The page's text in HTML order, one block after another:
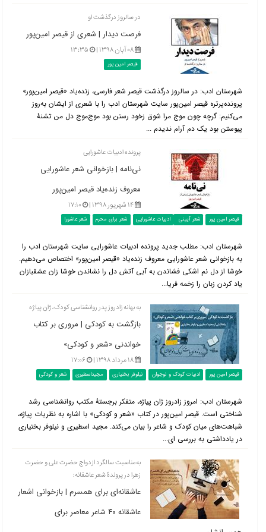
در سالروز درگذشت او
فرصت دیدار | شعری از قیصر امین‌‌پور
۰۸ آبان ۱۳۹۸ | ۱۳:۳۵
قیصر امین پور
شهرستان ادب: در سالروز درگذشت قیصر شعر فارسی، زنده‌یاد «قیصر امین‌پور»
پرونده‌پرتره قیصر امین‌پور سایت شهرستان ادب را با شعری از ایشان به‌روز
می‌کنیم: گرچه چون موج مرا شوق زخود رستن بود موج‌موج دل من تشنۀ
پیوستن بود یک دم آرام ندیدم ...
پرونده ادبیات عاشورایی
نی‌نامه | بازخوانی شعر عاشورایی
معروف زنده‌یاد قیصر امین‌پور
۱۴ شهریور ۱۳۹۸ | ۱۷:۱۰
قیصر امین پور شعر آیینی ادبیات عاشورایی شعر برای محرم شعر عاشورا
شهرستان ادب: مطلب جدید پرونده ادبیات عاشورایی سایت شهرستان ادب را
به بازخوانی شعر عاشورایی معروف زنده‌یاد «قیصر امین‌پور» اختصاص می‌دهیم.
خوشا از دل نم اشکی فشاندن به آبی آتش دل را نشاندن خوشا زان عشقبازان
یاد کردن زبان را زخمه فریا...
به بهانه زادروز پدر روانشناسی کودک، ژان پیاژه
بازگشت به کودکی | مروری بر کتاب
خواندنی «شعر و کودکی»
۱۸ مرداد ۱۳۹۸ | ۱۷:۰۶
قیصر امین پور ادبیات کودک و نوجوان نیلوفر بختیاری مجیداسطیری شعر و کودکی
شهرستان ادب: امروز زادروز ژان پیاژه، متفکر برجستۀ مکتب روانشناسی رشد
شناختی است. قیصر امین‌پور در کتاب «شعر و کودکی» با اشاره به نظریات پیاژه،
شباهت‌های میان کودک و شاعر را بیان می‌کند. مجید اسطیری و نیلوفر بختیاری
در یادداشتی به بررسی ای...
به‌مناسبت سالگرد ازدواج حضرت علی و حضرت
زهرا در پروندۀ شعر عاشقانه:
عاشقانه‌ای برای همسرم | بازخوانی اشعار
عاشقانه ۴۰ شاعر معاصر برای